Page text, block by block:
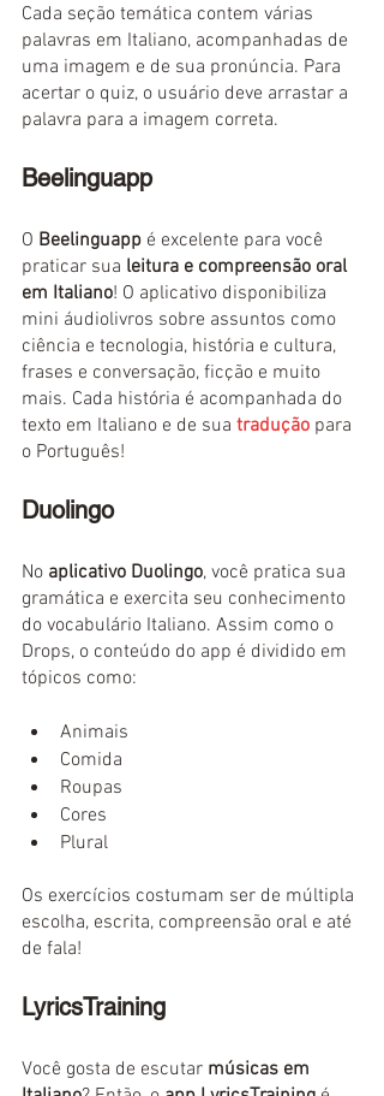
Cada seção temática contem várias
palavras em Italiano, acompanhadas de
uma imagem e de sua pronúncia. Para
acertar o quiz, o usuário deve arrastar a
palavra para a imagem correta.
Beelinguapp
O Beelinguapp é excelente para você
praticar sua leitura e compreensão oral
em Italiano! O aplicativo disponibiliza
mini áudiolivros sobre assuntos como
ciência e tecnologia, história e cultura,
frases e conversação, ficção e muito
mais. Cada história é acompanhada do
texto em Italiano e de sua tradução para
o Português!
Duolingo
No aplicativo Duolingo, você pratica sua
gramática e exercita seu conhecimento
do vocabulário Italiano. Assim como o
Drops, o conteúdo do app é dividido em
tópicos como:
Animais
Comida
Roupas
Cores
Plural
Os exercícios costumam ser de múltipla
escolha, escrita, compreensão oral e até
de fala!
LyricsTraining
Você gosta de escutar músicas em